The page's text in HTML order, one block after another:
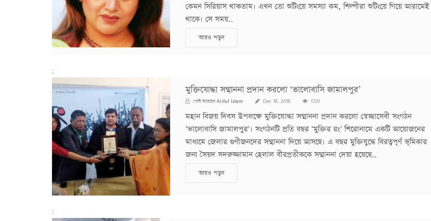
কেমন সিরিয়াস থাকতাম। এখন তো শুটিংয়ে সমস্যা কম, শিল্পীরা শুটিংয়ে গিয়ে আরামেই
থাকে। সে সময়..
আরও পড়ুন
;
মুক্তিযোদ্ধা সম্মাননা প্রদান করলো ‘ভালোবাসি জামালপুর’
পোস্ট করেছেনAriful Islam Dec 18, 2018 1729
মহান বিজয় দিবস উপলক্ষে মুক্তিযোদ্ধা সম্মাননা প্রদান করলো স্বেচ্ছাসেবী সংগঠন
‘ভালোবাসি জামালপুর’। সংগঠনটি প্রতি বছর ‘মুক্তির রং’ শিরোনামে একটি আয়োজনের
মাধ্যমে জেলার গুণীজনদের সম্মাননা দিয়ে আসছে। এ বছর মুক্তিযুদ্ধে বিরত্বপূর্ণ ভূমিকার
জন্য সৈয়দ সদরুজ্জামান হেলাল বীরপ্রতীককে সম্মাননা দেয়া হয়েছে..
আরও পড়ুন
;